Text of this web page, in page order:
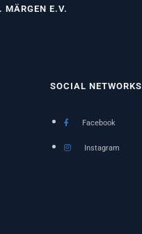
SOCIAL NETWORKS
Facebook
Instagram
MÄRGEN E.V.